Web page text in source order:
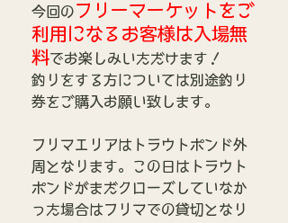
今回のフリーマーケットをご
利用になるお客様は入場無
料でお楽しみいただけます！
釣りをする方については別途釣り
券をご購入お願い致します。
フリマエリアはトラウトポンド外
周となります。この日はトラウト
ポンドがまだクローズしていなか
った場合はフリマでの貸切となり